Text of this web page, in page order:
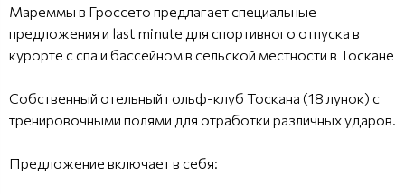
Мареммы в Гроссето предлагает специальные
предложения и last minute для спортивного отпуска в
курорте с спа и бассейном в сельской местности в Тоскане
Собственный отельный гольф-клуб Тоскана (18 лунок) с
тренировочными полями для отработки различных ударов.
Предложение включает в себя: